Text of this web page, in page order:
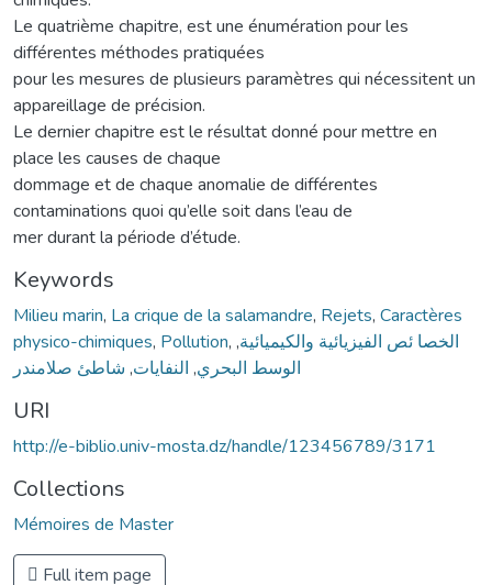
Le quatrième chapitre, est une énumération pour les
différentes méthodes pratiquées
pour les mesures de plusieurs paramètres qui nécessitent un
appareillage de précision.
Le dernier chapitre est le résultat donné pour mettre en
place les causes de chaque
dommage et de chaque anomalie de différentes
contaminations quoi qu’elle soit dans l’eau de
mer durant la période d’étude.
Keywords
Milieu marin, La crique de la salamandre, Rejets, Caractères
physico-chimiques, Pollution, الخصا ئص الفیزیائیة والكیمیائیة,
الوسط البحري, النفایات, شاطئ صلامندر
URI
http://e-biblio.univ-mosta.dz/handle/123456789/3171
Collections
Mémoires de Master
Full item page